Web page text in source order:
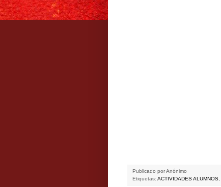
Publicado porAnónimo
Etiquetas: ACTIVIDADES ALUMNOS